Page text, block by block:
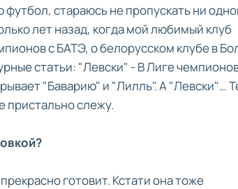
стараюсь не пропускать ни
лет назад, когда мой любимый клуб
с БАТЭ, о белорусском клубе в
статьи: "Левски" - В Лиге
"Баварию" и "Лилль". А "Левски"…
пристально слежу.
готовит. Кстати она тоже